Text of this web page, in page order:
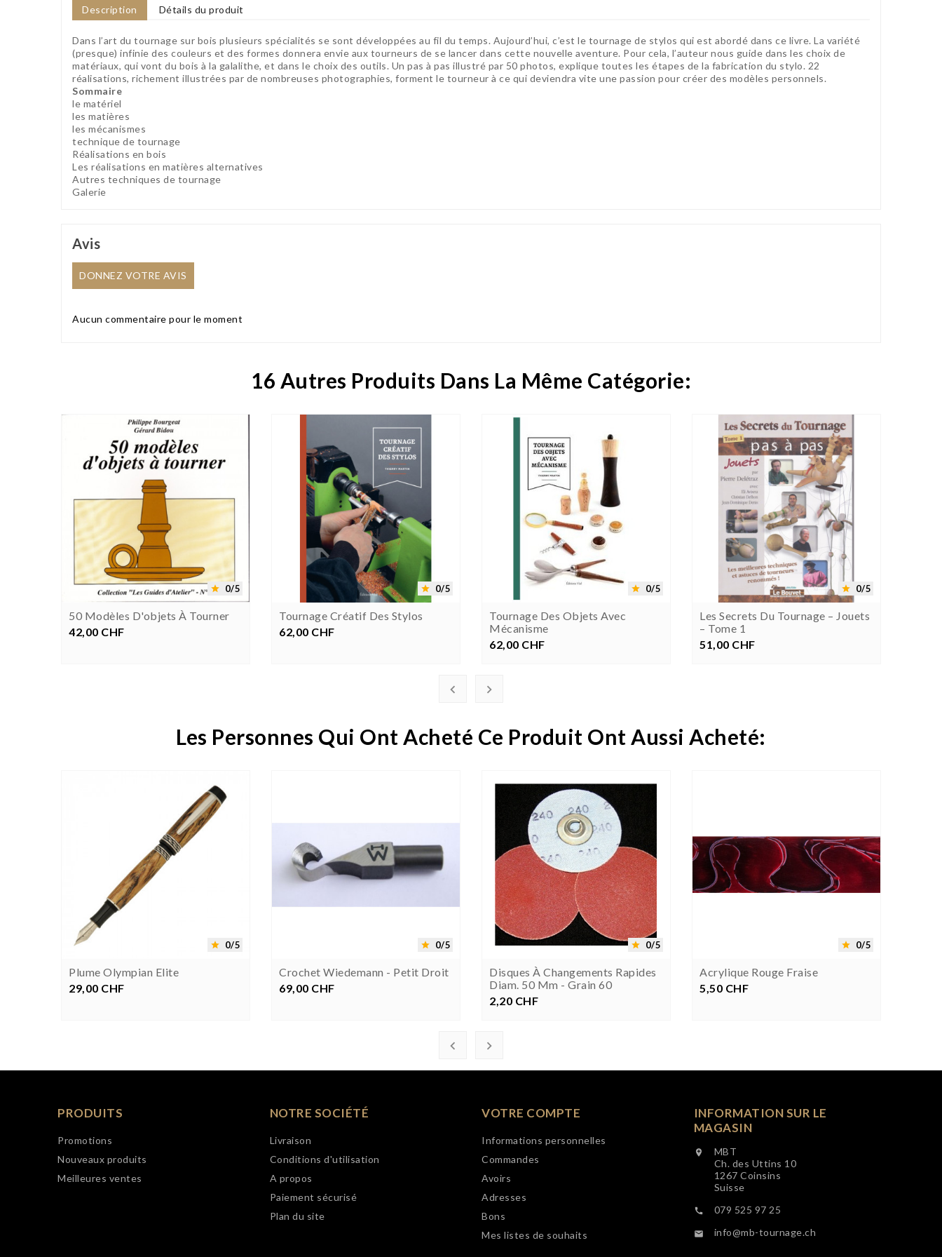
Description Détails du produit
Dans l’art du tournage sur bois plusieurs spécialités se sont développées au fil du temps. Aujourd’hui, c’est le tournage de stylos qui est abordé dans ce livre. La variété
(presque) infinie des couleurs et des formes donnera envie aux tourneurs de se lancer dans cette nouvelle aventure. Pour cela, l’auteur nous guide dans les choix de
matériaux, qui vont du bois à la galalithe, et dans le choix des outils. Un pas à pas illustré par 50 photos, explique toutes les étapes de la fabrication du stylo. 22
réalisations, richement illustrées par de nombreuses photographies, forment le tourneur à ce qui deviendra vite une passion pour créer des modèles personnels.
Sommaire
le matériel
les matières
les mécanismes
technique de tournage
Réalisations en bois
Les réalisations en matières alternatives
Autres techniques de tournage
Galerie
Avis
DONNEZ VOTRE AVIS
Aucun commentaire pour le moment
16 Autres Produits Dans La Même Catégorie:
 0/5
50 Modèles D'objets À Tourner
Prix
42,00 CHF
 
 0/5
Tournage Créatif Des Stylos
Prix
62,00 CHF
 
 0/5
Tournage Des Objets Avec
Mécanisme
Prix
62,00 CHF
 
 0/5
Les Secrets Du Tournage – Jouets
– Tome 1
Prix
51,00 CHF
 
 
Les Personnes Qui Ont Acheté Ce Produit Ont Aussi Acheté:
 0/5
Plume Olympian Elite
Prix
29,00 CHF
 0/5
Crochet Wiedemann - Petit Droit
Prix
69,00 CHF
 0/5
Disques À Changements Rapides
Diam. 50 Mm - Grain 60
Prix
2,20 CHF
 
 0/5
Acrylique Rouge Fraise
Prix
5,50 CHF
 
PRODUITS
Promotions
Nouveaux produits
Meilleures ventes
NOTRE SOCIÉTÉ
Livraison
Conditions d'utilisation
A propos
Paiement sécurisé
Plan du site
VOTRE COMPTE
Informations personnelles
Commandes
Avoirs
Adresses
Bons
Mes listes de souhaits
INFORMATION SUR LE
MAGASIN

MBT
Ch. des Uttins 10
1267 Coinsins
Suisse
 079 525 97 25
 info@mb-tournage.ch